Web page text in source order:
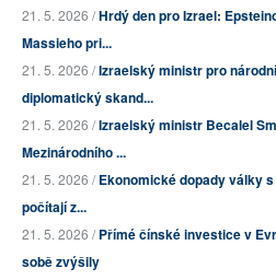
21. 5. 2026 /Hrdý den pro Izrael:
Massieho pri...
21. 5. 2026 /Izraelský ministr pro
diplomatický skand...
21. 5. 2026 /Izraelský ministr Becalel
Mezinárodního ...
21. 5. 2026 /Ekonomické dopady války
počítají z...
21. 5. 2026 /Přímé čínské investice v
sobě zvýšily